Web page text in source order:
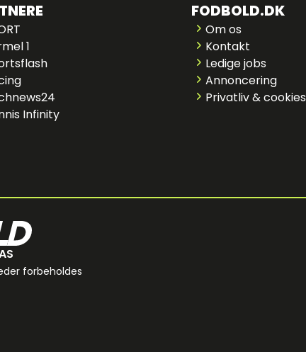
1
Infinity
FODBOLD.DK
Om os
Kontakt
Ledige jobs
Annoncering
Privatliv & cookies
forbeholdes